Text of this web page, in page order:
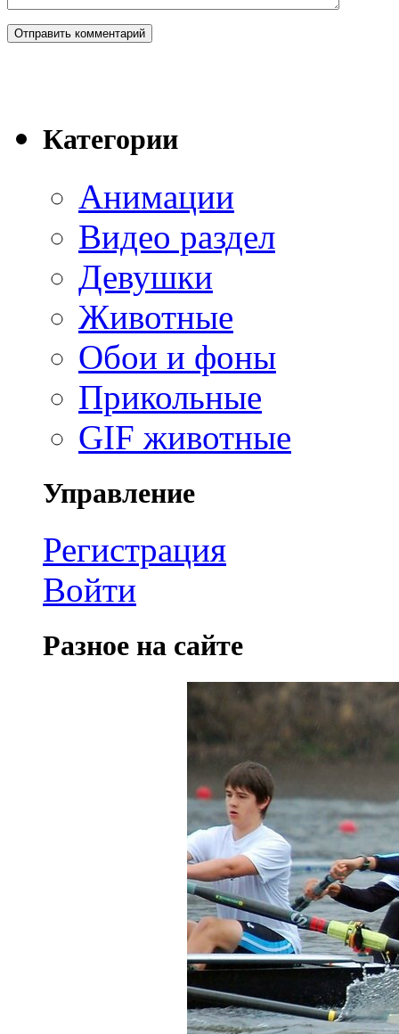
Категории
Анимации
Видео раздел
Девушки
Животные
Обои и фоны
Прикольные
GIF животные
Управление
Регистрация
Войти
Разное на сайте